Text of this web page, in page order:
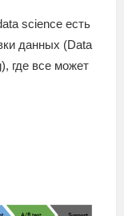
science есть
данных (Data
где все может